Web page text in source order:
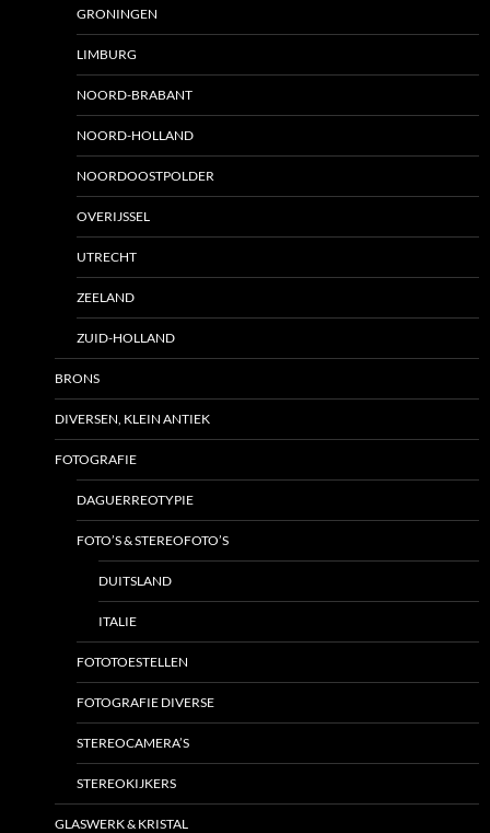
GRONINGEN
LIMBURG
NOORD-BRABANT
NOORD-HOLLAND
NOORDOOSTPOLDER
OVERIJSSEL
UTRECHT
ZEELAND
ZUID-HOLLAND
BRONS
DIVERSEN, KLEIN ANTIEK
FOTOGRAFIE
DAGUERREOTYPIE
FOTO’S & STEREOFOTO’S
DUITSLAND
ITALIE
FOTOTOESTELLEN
FOTOGRAFIE DIVERSE
STEREOCAMERA’S
STEREOKIJKERS
GLASWERK & KRISTAL